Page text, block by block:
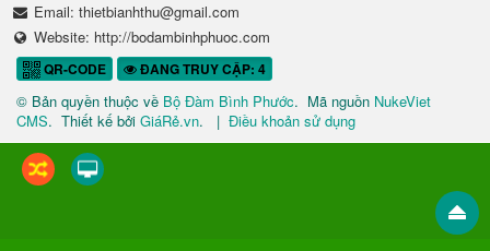
Email: thietbianhthu@gmail.com
Website: http://bodambinhphuoc.com
QR-CODE ĐANG TRUY CẬP: 4
© Bản quyền thuộc về Bộ Đàm Bình Phước. Mã nguồn NukeViet
CMS. Thiết kế bởi GiáRẻ.vn. | Điều khoản sử dụng